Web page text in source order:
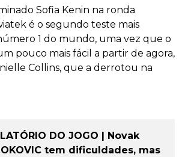
Sofia Kenin na ronda
é o segundo teste mais
1 do mundo, uma vez que o
pouco mais fácil a partir de agora,
Collins, que a derrotou na
DO JOGO | Novak
tem dificuldades, mas